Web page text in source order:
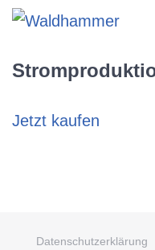
Jetzt kaufen
Datenschutzerklärung